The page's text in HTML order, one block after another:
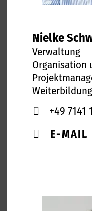
Nielke
Verwaltung
Organisation
+49 7141
E-MAIL